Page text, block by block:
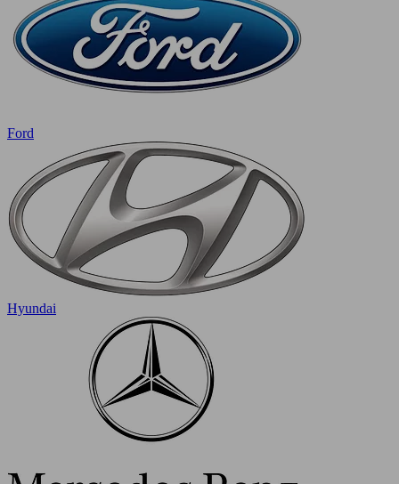
Ford
Hyundai